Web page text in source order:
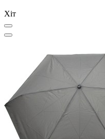
Хіт